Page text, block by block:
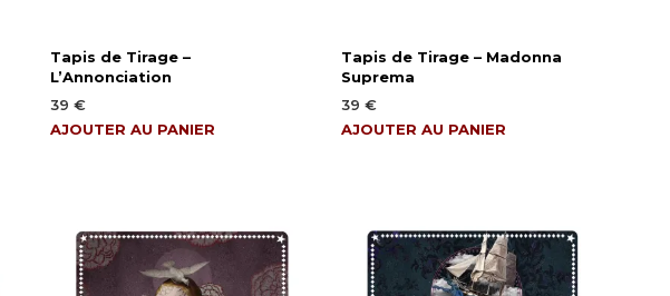
Tapis de Tirage –
L’Annonciation
39€
AJOUTER AU PANIER
Tapis de Tirage – Madonna
Suprema
39 €
AJOUTER AU PANIER